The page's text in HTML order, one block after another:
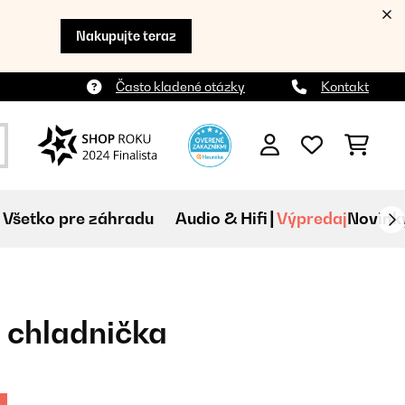
Nakupujte teraz
Často kladené otázky Kontakt
Všetko pre záhradu Audio & Hifi Výpredaj